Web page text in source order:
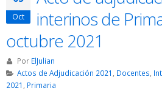
Oct
interinos de
octubre 2021
Por ElJulian
Actos de Adjudicación 2021
Docentes
2021 , Primaria